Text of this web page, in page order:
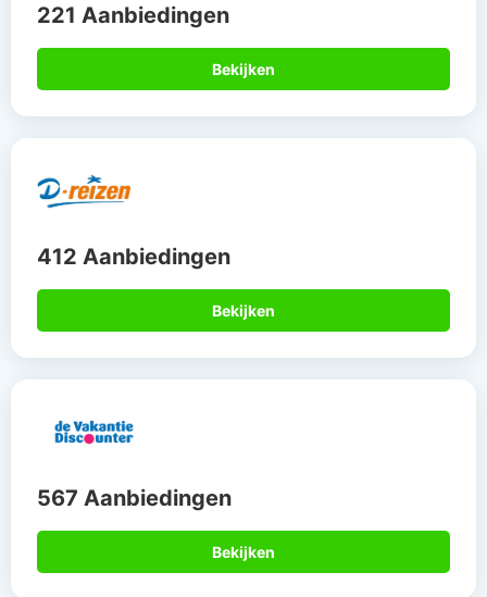
221 Aanbiedingen
Bekijken
412 Aanbiedingen
Bekijken
567 Aanbiedingen
Bekijken